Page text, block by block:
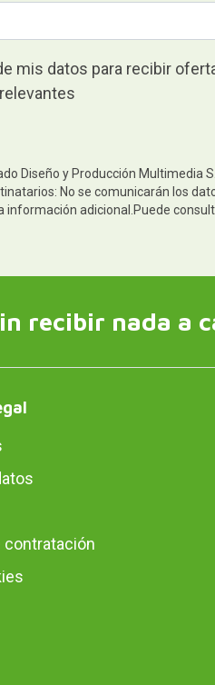
mis datos para recibir
Diseño y Producción Multimedia
No se comunicarán los
adicional.Puede
recibir nada a
contratación